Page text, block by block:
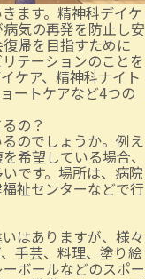
ます。精神科デイケ
気の再発を防止し安
帰を目指すために
テーションのことを
ケア、精神科ナイト
ートケアなど4つの
の？
のでしょうか。例え
希望している場合、
です。場所は、病院
祉センターなどで行
はありますが、様々
手芸、料理、塗り絵
ボールなどのスポー